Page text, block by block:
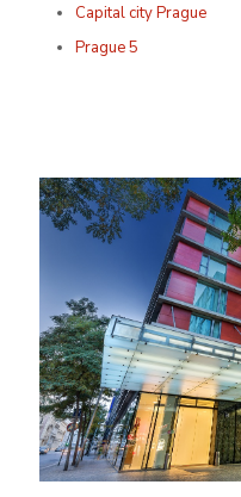
Capital city Prague
Prague 5